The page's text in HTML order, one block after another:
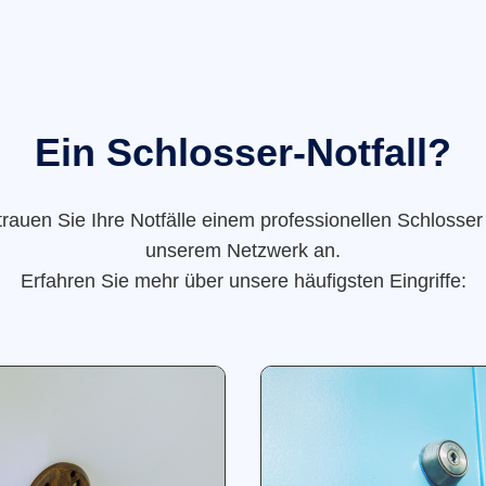
Ein Schlosser-Notfall?
Sie Ihre Notfälle einem professionellen
unserem Netzwerk an.
Erfahren Sie mehr über unsere häufigsten Eingriffe: